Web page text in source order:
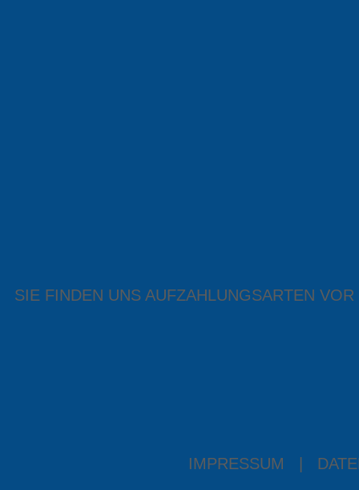
SIE FINDEN UNS AUFZAHLUNGSARTEN VOR
IMPRESSUM